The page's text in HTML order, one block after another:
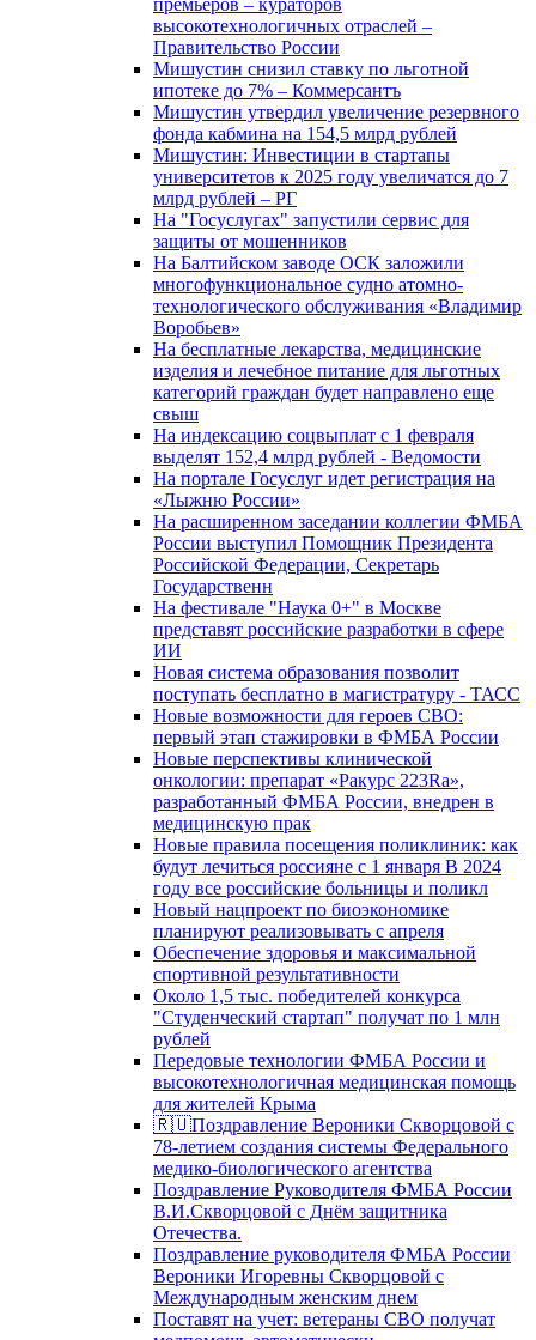
премьеров – кураторов
высокотехнологичных отраслей –
Правительство России
Мишустин снизил ставку по льготной
ипотеке до 7% – Коммерсантъ
Мишустин утвердил увеличение резервного
фонда кабмина на 154,5 млрд рублей
Мишустин: Инвестиции в стартапы
университетов к 2025 году увеличатся до 7
млрд рублей – РГ
На "Госуслугах" запустили сервис для
защиты от мошенников
На Балтийском заводе ОСК заложили
многофункциональное судно атомно-
технологического обслуживания «Владимир
Воробьев»
На бесплатные лекарства, медицинские
изделия и лечебное питание для льготных
категорий граждан будет направлено еще
свыш
На индексацию соцвыплат с 1 февраля
выделят 152,4 млрд рублей - Ведомости
На портале Госуслуг идет регистрация на
«Лыжню России»
На расширенном заседании коллегии ФМБА
России выступил Помощник Президента
Российской Федерации, Секретарь
Государственн
На фестивале "Наука 0+" в Москве
представят российские разработки в сфере
ИИ
Новая система образования позволит
поступать бесплатно в магистратуру - ТАСС
Новые возможности для героев СВО:
первый этап стажировки в ФМБА России
Новые перспективы клинической
онкологии: препарат «Ракурс 223Ra»,
разработанный ФМБА России, внедрен в
медицинскую прак
Новые правила посещения поликлиник: как
будут лечиться россияне с 1 января В 2024
году все российские больницы и поликл
Новый нацпроект по биоэкономике
планируют реализовывать с апреля
Обеспечение здоровья и максимальной
спортивной результативности
Около 1,5 тыс. победителей конкурса
"Студенческий стартап" получат по 1 млн
рублей
Передовые технологии ФМБА России и
высокотехнологичная медицинская помощь
для жителей Крыма
🇷🇺Поздравление Вероники Скворцовой с
78-летием создания системы Федерального
медико-биологического агентства
Поздравление Руководителя ФМБА России
В.И.Скворцовой с Днём защитника
Отечества.
Поздравление руководителя ФМБА России
Вероники Игоревны Скворцовой с
Международным женским днем
Поставят на учет: ветераны СВО получат